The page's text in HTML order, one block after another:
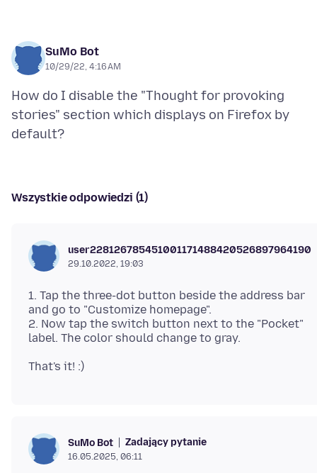
SuMo Bot
10/29/22, 4:16 AM
How do I disable the "Thought for provoking
stories" section which displays on Firefox by
Wszystkie odpowiedzi (1)
29.10.2022, 19:03
1. Tap the three-dot button beside the address bar
and go to "Customize homepage".
2. Now tap the switch button next to the "Pocket"
SuMo Bot Zadający pytanie
16.05.2025, 06:11